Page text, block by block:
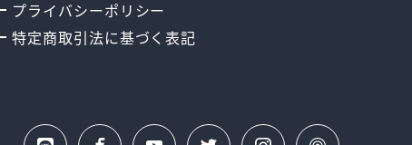
プライバシーポリシー
特定商取引法に基づく表記
公式
Face Yout Twitt
Insta
Podc